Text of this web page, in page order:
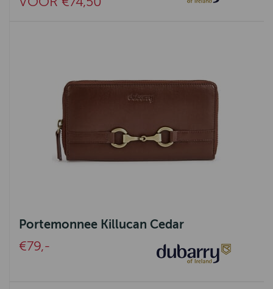
Portemonnee Killucan Cedar
€79,-